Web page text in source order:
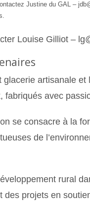
Justine du GAL –
Louise Gilliot –
glacerie artisanale
fabriqués avec
se consacre à la
de
rural
projets en